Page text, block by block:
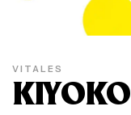
VITALES
KIYOKO